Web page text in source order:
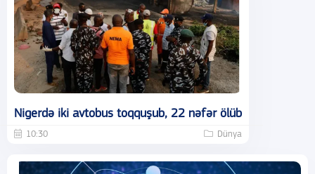
Nigerdə iki avtobus toqquşub, 22 nəfər ölüb
10:30 Dünya